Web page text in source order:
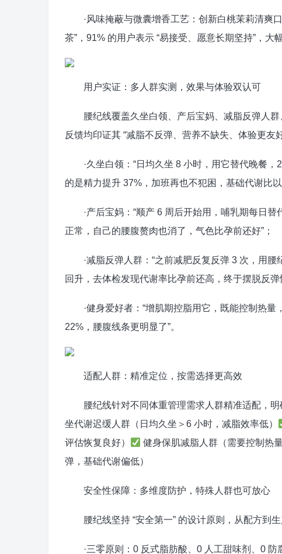
·风味掩蔽与微囊增香工艺：创新白桃茉莉清爽口
茶”，91% 的用户表示 “易接受、愿意长期坚持”，大
用户实证：多人群实测，效果与体验双认可
腰纪线覆盖久坐白领、产后宝妈、减脂反弹人群
反馈均印证其 “减脂不反弹、营养不缺失、体验更友
·久坐白领：“日均久坐 8 小时，用它替代晚餐，
的是精力提升 37%，加班再也不犯困，基础代谢比以
·产后宝妈：“顺产 6 周后开始用，哺乳期每日替
正常，自己的腰腹赘肉也消了，气色比孕前还好”；
·减脂反弹人群：“之前减肥反复反弹 3 次，用腰
回升，去体检发现代谢率比孕前还高，终于摆脱反弹
·健身爱好者：“增肌期控脂用它，既能控制热量
22%，腰腹线条更明显了”。
适配人群：精准定位，按需选择更高效
腰纪线针对不同体重管理需求人群精准适配，明
坐代谢迟缓人群（日均久坐＞6 小时，减脂效率低）
评估恢复良好）
健身保肌减脂人群（需要控制热
弹，基础代谢偏低）
安全性保障：多维度防护，特殊人群也可放心
腰纪线坚持 “安全第一” 的设计原则，从配方到生
·三零原则：0 反式脂肪酸、0 人工甜味剂、0 防